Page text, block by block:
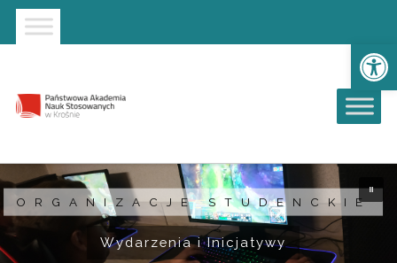
Strona główna
Przejdź do wyszukiwarki
Przejdź do menu głównego
ORGANIZACJE STUDENCKIE
Wydarzenia i Inicjatywy